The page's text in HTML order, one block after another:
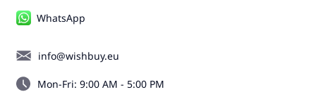
WhatsApp
info@wishbuy.eu
Mon-Fri: 9:00 AM - 5:00 PM